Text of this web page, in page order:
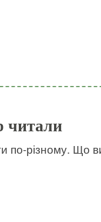
читали
по-різному. Що